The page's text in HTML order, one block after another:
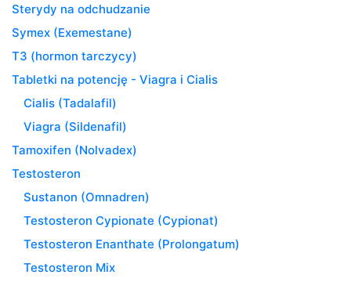
Sterydy na odchudzanie
Symex (Exemestane)
T3 (hormon tarczycy)
Tabletki na potencję - Viagra i Cialis
Cialis (Tadalafil)
Viagra (Sildenafil)
Tamoxifen (Nolvadex)
Testosteron
Sustanon (Omnadren)
Testosteron Cypionate (Cypionat)
Testosteron Enanthate (Prolongatum)
Testosteron Mix